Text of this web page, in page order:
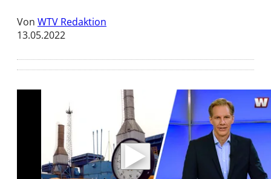
Von WTV Redaktion
13.05.2022
Mit der Wiedergabe dieses Videos werden
Daten an Youtube übertragen.
Hinweise dazu erhalten Sie in derDatenschutzerklärung